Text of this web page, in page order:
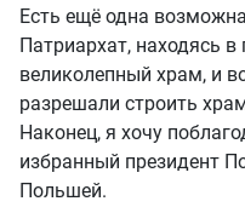
Есть ещё одна
Патриархат, находясь
великолепный храм, и
разрешали строить
Наконец, я хочу
избранный президент
Польшей.